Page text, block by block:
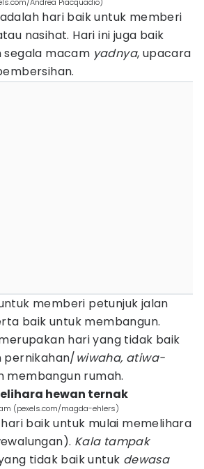
hari baik untuk memberi
nasihat. Hari ini juga baik
segala macam yadnya, upacara
memberi petunjuk jalan
baik untuk membangun.
hari yang tidak baik
pernikahan/wiwaha, atiwa-
membangun rumah.
hewan ternak
(pexels.com/magda-ehlers)
baik untuk mulai memelihara
Kala tampak
tidak baik untuk dewasa